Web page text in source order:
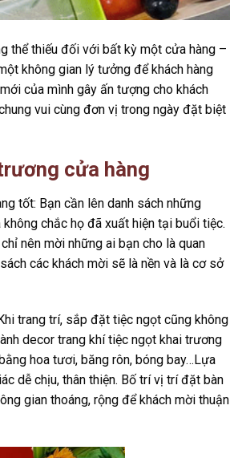
thể thiếu đối với bất kỳ một cửa hàng –
không gian lý tưởng để khách hàng
của mình gây ấn tượng cho khách
vui cùng đơn vị trong ngày đặt biệt
cửa hàng
tốt: Bạn cần lên danh sách những
chắc họ đã xuất hiện tại buổi tiệc.
nên mời những ai bạn cho là quan
các khách mời sẽ là nền và là cơ sở
Khi trang trí, sắp đặt tiệc ngọt cũng không
decor trang khí tiệc ngọt khai trương
hoa tươi, băng rôn, bóng bay…Lựa
dễ chịu, thân thiện. Bố trí vị trí đặt bàn
gian thoáng, rộng để khách mời thuận